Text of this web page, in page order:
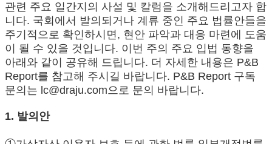
관련 주요 일간지의 사설 및 칼럼을 소개해드리고자 합
니다. 국회에서 발의되거나 계류 중인 주요 법률안들을
주기적으로 확인하시면, 현안 파악과 대응 마련에 도움
이 될 수 있을 것입니다. 이번 주의 주요 입법 동향을
아래와 같이 공유해 드립니다. 더 자세한 내용은 P&B
Report를 참고해 주시길 바랍니다. P&B Report 구독
문의는 lc@draju.com으로 문의 바랍니다.
1. 발의안